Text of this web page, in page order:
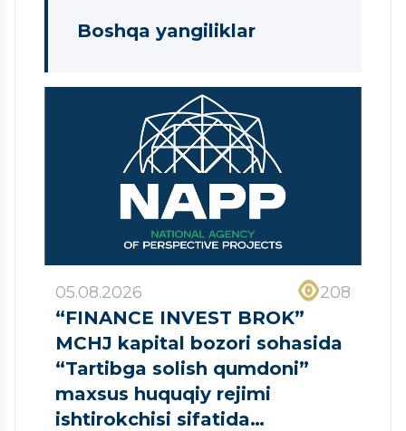
Boshqa yangiliklar
05.08.2026 208
“FINANCE INVEST BROK”
MCHJ kapital bozori sohasida
“Tartibga solish qumdoni”
maxsus huquqiy rejimi
ishtirokchisi sifatida